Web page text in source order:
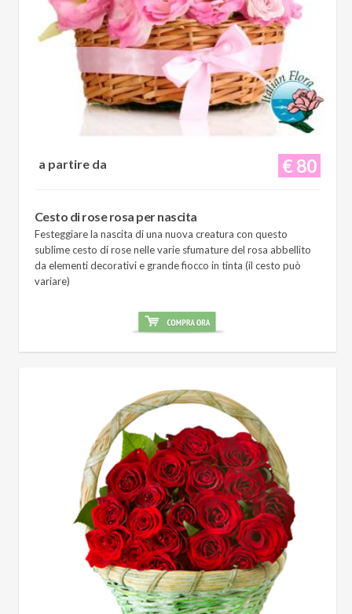
€ 80
a partire da
Cesto di rose rosa per nascita
Festeggiare la nascita di una nuova creatura con questo
sublime cesto di rose nelle varie sfumature del rosa abbellito
da elementi decorativi e grande fiocco in tinta (il cesto può
variare)